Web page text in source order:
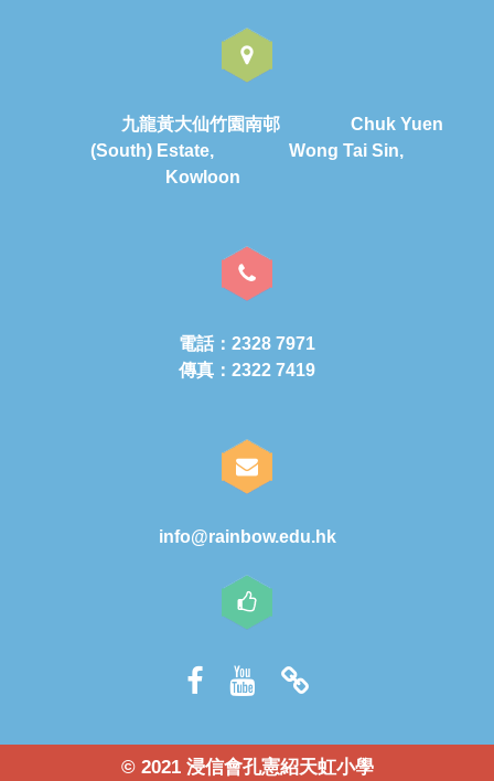
九龍黃大仙竹園南邨 Chuk Yuen
(South) Estate, Wong Tai Sin,
Kowloon
電話：2328 7971
傳真：2322 7419
info@rainbow.edu.hk
© 2021 浸信會孔憲紹天虹小學